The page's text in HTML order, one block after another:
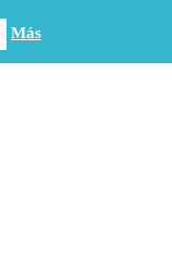
Más